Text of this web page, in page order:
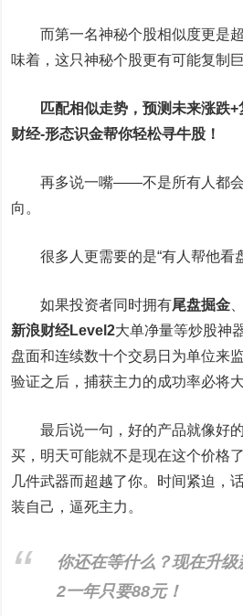
而第一名神秘个股相似度更是超
味着，这只神秘个股更有可能复制
匹配相似走势，预测未来涨跌
财经-形态识金帮你轻松寻牛股！
再多说一嘴——不是所有人都会
向。
很多人更需要的是“有人帮他看盘
如果投资者同时拥有尾盘掘金
新浪财经Level2大单净量等炒股神
盘面和连续数十个交易日为单位来
验证之后，捕获主力的成功率必将大
最后说一句，好的产品就像好的
买，明天可能就不是现在这个价格
几件武器而超越了你。时间紧迫，
装自己，逼死主力。
你还在等什么？现在升
2一年只要88元！